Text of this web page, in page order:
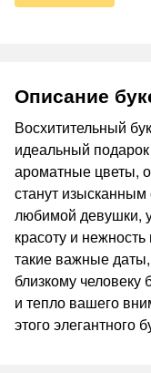
Описание
Восхитительный
идеальный
ароматные цветы,
станут
любимой девушки,
красоту и
такие важные
близкому человеку
и тепло вашего
этого элегантного